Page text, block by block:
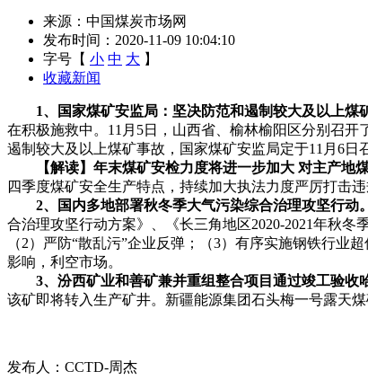
来源：中国煤炭市场网
发布时间：2020-11-09 10:04:10
字号【 小 中 大 】
收藏新闻
1、国家煤矿安监局：坚决防范和遏制较大及以上煤
在积极施救中。11月5日，山西省、榆林榆阳区分别召
遏制较大及以上煤矿事故，国家煤矿安监局定于11月6
【解读】年末煤矿安检力度将进一步加大 对主产地煤
四季度煤矿安全生产特点，持续加大执法力度严厉打击
2、国内多地部署秋冬季大气污染综合治理攻坚行动。
合治理攻坚行动方案》、《长三角地区2020-2021年秋
（2）严防“散乱污”企业反弹；（3）有序实施钢铁行
影响，利空市场。
3、汾西矿业和善矿兼并重组整合项目通过竣工验收
该矿即将转入生产矿井。新疆能源集团石头梅一号露天
发布人：CCTD-周杰